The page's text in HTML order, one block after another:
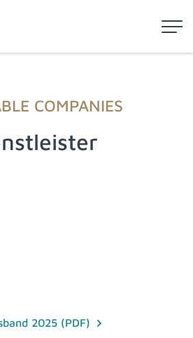
COMPANIES
2025 (PDF)